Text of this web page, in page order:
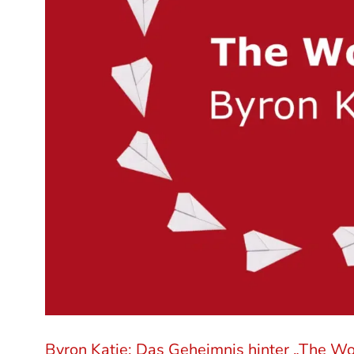
Byron Katie: Das Geheimnis hinter „The